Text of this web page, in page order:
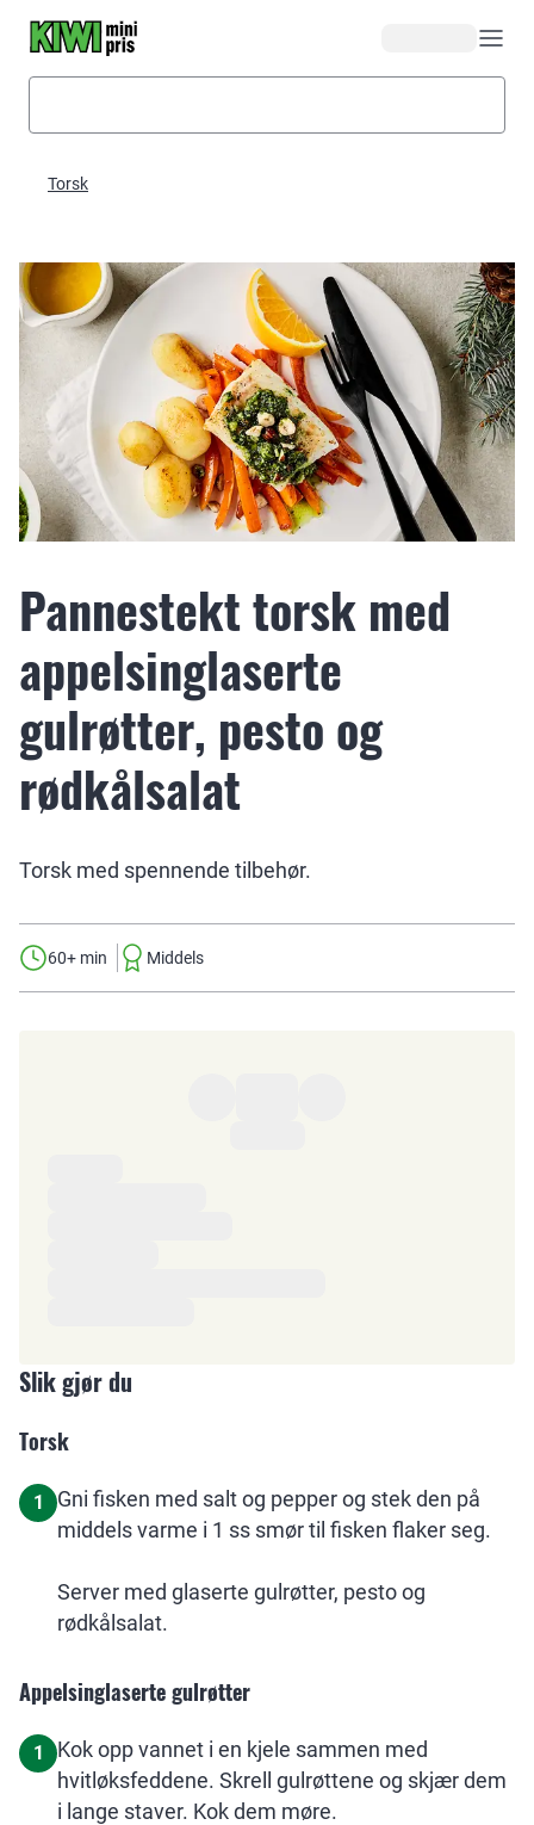
Torsk
Pannestekt torsk med
appelsinglaserte
gulrøtter, pesto og
rødkålsalat
Torsk med spennende tilbehør.
60+ min Middels
Slik gjør du
Torsk
1
Gni fisken med salt og pepper og stek den på
middels varme i 1 ss smør til fisken flaker seg.
Server med glaserte gulrøtter, pesto og
rødkålsalat.
Appelsinglaserte gulrøtter
1
Kok opp vannet i en kjele sammen med
hvitløksfeddene. Skrell gulrøttene og skjær dem
i lange staver. Kok dem møre.